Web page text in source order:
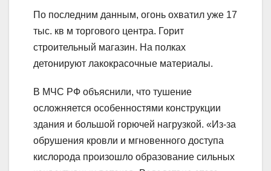
По последним данным, огонь охватил уже 17
тыс. кв м торгового центра. Горит
строительный магазин. На полках
детонируют лакокрасочные материалы.
В МЧС РФ объяснили, что тушение
осложняется особенностями конструкции
здания и большой горючей нагрузкой. «Из-за
обрушения кровли и мгновенного доступа
кислорода произошло образование сильных